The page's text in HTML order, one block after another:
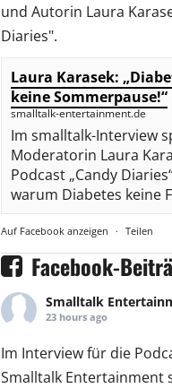
und Autorin Laura
Diaries".
Laura Karasek:
keine Sommerpause!“
smalltalk-entertainment.de
Im smalltalk-Interview
Moderatorin Laura
Podcast „Candy
warum Diabetes keine
Auf Facebook anzeigen · Teilen
Facebook-
Smalltalk
23 hours ago
Im Interview für die
Smalltalk Entertainment